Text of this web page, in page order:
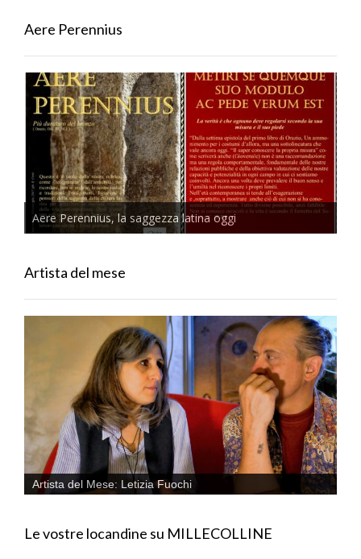
Aere Perennius
Aere Perennius, la saggezza latina oggi
Artista del mese
Artista del Mese: Letizia Fuochi
Le vostre locandine su MILLECOLLINE